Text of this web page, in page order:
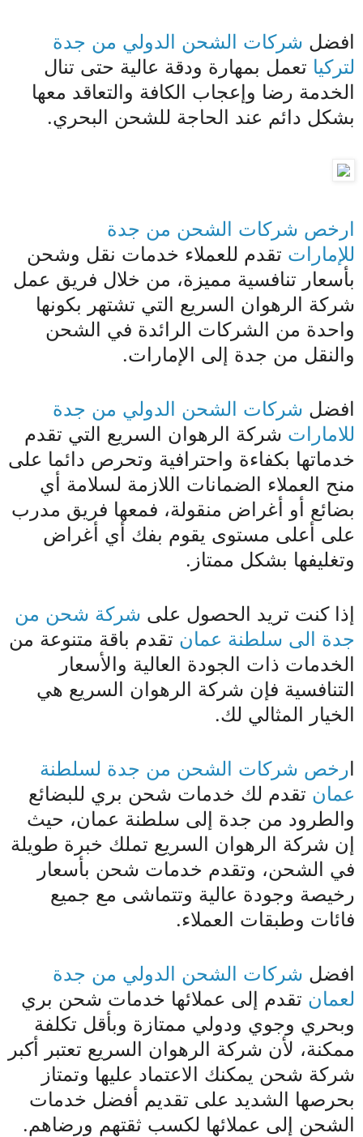
افضل شركات الشحن الدولي من جدة
لتركيا تعمل بمهارة ودقة عالية حتى تنال
الخدمة رضا وإعجاب الكافة والتعاقد معها
بشكل دائم عند الحاجة للشحن البحري.
ارخص شركات الشحن من جدة
للإمارات تقدم للعملاء خدمات نقل وشحن
بأسعار تنافسية مميزة، من خلال فريق عمل
شركة الرهوان السريع التي تشتهر بكونها
واحدة من الشركات الرائدة في الشحن
والنقل من جدة إلى الإمارات.
افضل شركات الشحن الدولي من جدة
للامارات شركة الرهوان السريع التي تقدم
خدماتها بكفاءة واحترافية وتحرص دائما على
منح العملاء الضمانات اللازمة لسلامة أي
بضائع أو أغراض منقولة، فمعها فريق مدرب
على أعلى مستوى يقوم بفك أي أغراض
وتغليفها بشكل ممتاز.
إذا كنت تريد الحصول على شركة شحن من
جدة الى سلطنة عمان تقدم باقة متنوعة من
الخدمات ذات الجودة العالية والأسعار
التنافسية فإن شركة الرهوان السريع هي
الخيار المثالي لك.
ارخص شركات الشحن من جدة لسلطنة
عمان تقدم لك خدمات شحن بري للبضائع
والطرود من جدة إلى سلطنة عمان، حيث
إن شركة الرهوان السريع تملك خبرة طويلة
في الشحن، وتقدم خدمات شحن بأسعار
رخيصة وجودة عالية وتتماشى مع جميع
فائات وطبقات العملاء.
افضل شركات الشحن الدولي من جدة
لعمان تقدم إلى عملائها خدمات شحن بري
وبحري وجوي ودولي ممتازة وبأقل تكلفة
ممكنة، لأن شركة الرهوان السريع تعتبر أكبر
شركة شحن يمكنك الاعتماد عليها وتمتاز
بحرصها الشديد على تقديم أفضل خدمات
الشحن إلى عملائها لكسب ثقتهم ورضاهم.